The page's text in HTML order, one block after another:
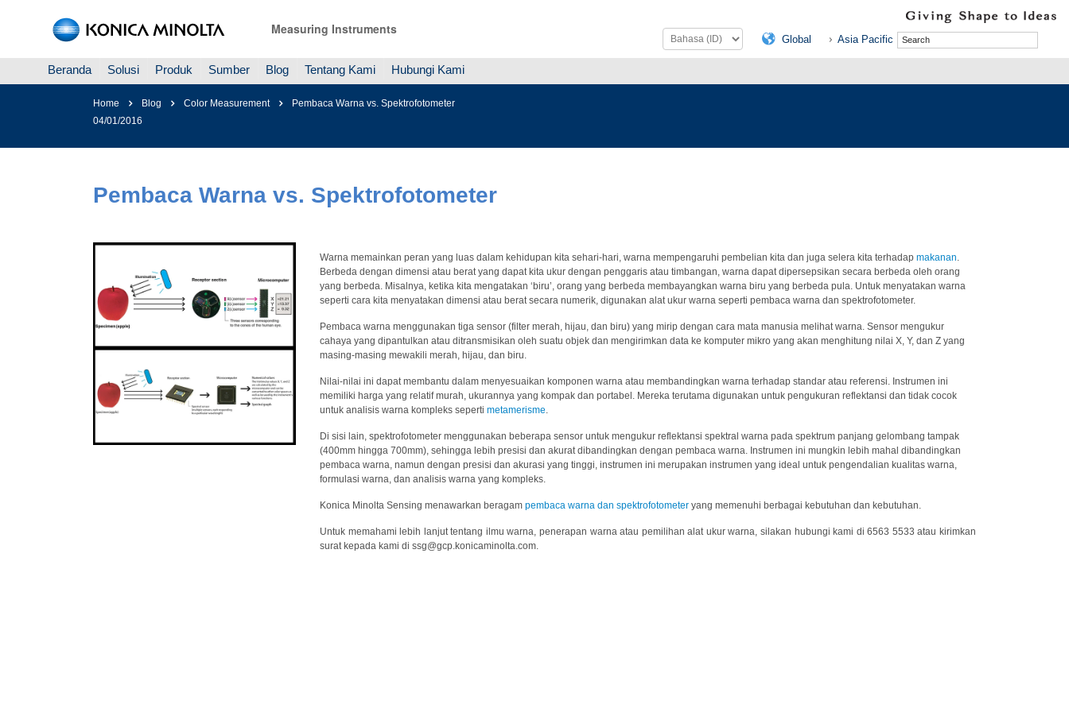
Measuring Instruments
Global Asia Pacific
Beranda Solusi Produk Sumber Blog Tentang Kami Hubungi Kami
Home Blog Color Measurement
Pembaca Warna vs. Spektrofotometer
04/01/2016
Pembaca Warna vs. Spektrofotometer
Warna memainkan peran yang luas dalam kehidupan kita sehari-hari, warna mempengaruhi pembelian kita dan juga selera kita terhadap makanan.
Berbeda dengan dimensi atau berat yang dapat kita ukur dengan penggaris atau timbangan, warna dapat dipersepsikan secara berbeda oleh orang
yang berbeda. Misalnya, ketika kita mengatakan ‘biru’, orang yang berbeda membayangkan warna biru yang berbeda pula. Untuk menyatakan warna
seperti cara kita menyatakan dimensi atau berat secara numerik, digunakan alat ukur warna seperti pembaca warna dan spektrofotometer.
Pembaca warna menggunakan tiga sensor (filter merah, hijau, dan biru) yang mirip dengan cara mata manusia melihat warna. Sensor mengukur
cahaya yang dipantulkan atau ditransmisikan oleh suatu objek dan mengirimkan data ke komputer mikro yang akan menghitung nilai X, Y, dan Z yang
masing-masing mewakili merah, hijau, dan biru.
Nilai-nilai ini dapat membantu dalam menyesuaikan komponen warna atau membandingkan warna terhadap standar atau referensi. Instrumen ini
memiliki harga yang relatif murah, ukurannya yang kompak dan portabel. Mereka terutama digunakan untuk pengukuran reflektansi dan tidak cocok
untuk analisis warna kompleks seperti metamerisme.
Di sisi lain, spektrofotometer menggunakan beberapa sensor untuk mengukur reflektansi spektral warna pada spektrum panjang gelombang tampak
(400mm hingga 700mm), sehingga lebih presisi dan akurat dibandingkan dengan pembaca warna. Instrumen ini mungkin lebih mahal dibandingkan
pembaca warna, namun dengan presisi dan akurasi yang tinggi, instrumen ini merupakan instrumen yang ideal untuk pengendalian kualitas warna,
formulasi warna, dan analisis warna yang kompleks.
Konica Minolta Sensing menawarkan beragam pembaca warna dan spektrofotometer yang memenuhi berbagai kebutuhan dan kebutuhan.
Untuk memahami lebih lanjut tentang ilmu warna, penerapan warna atau pemilihan alat ukur warna, silakan hubungi kami di 6563 5533 atau kirimkan
surat kepada kami di ssg@gcp.konicaminolta.com.